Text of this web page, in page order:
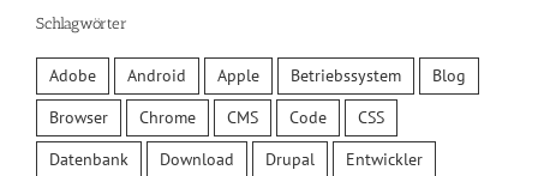
Schlagwörter
Adobe Android Apple Betriebssystem
Blog
Browser
Chrome CMS Code
CSS
Datenbank
Download Drupal
Entwickler